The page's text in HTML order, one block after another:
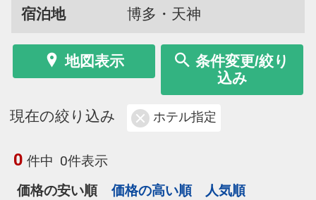
宿泊地
博多・天神
地図表示
条件変更/絞り
込み
現在の絞り込み ホテル指定
0 件中 0件表示
価格の安い順
価格の高い順 人気順